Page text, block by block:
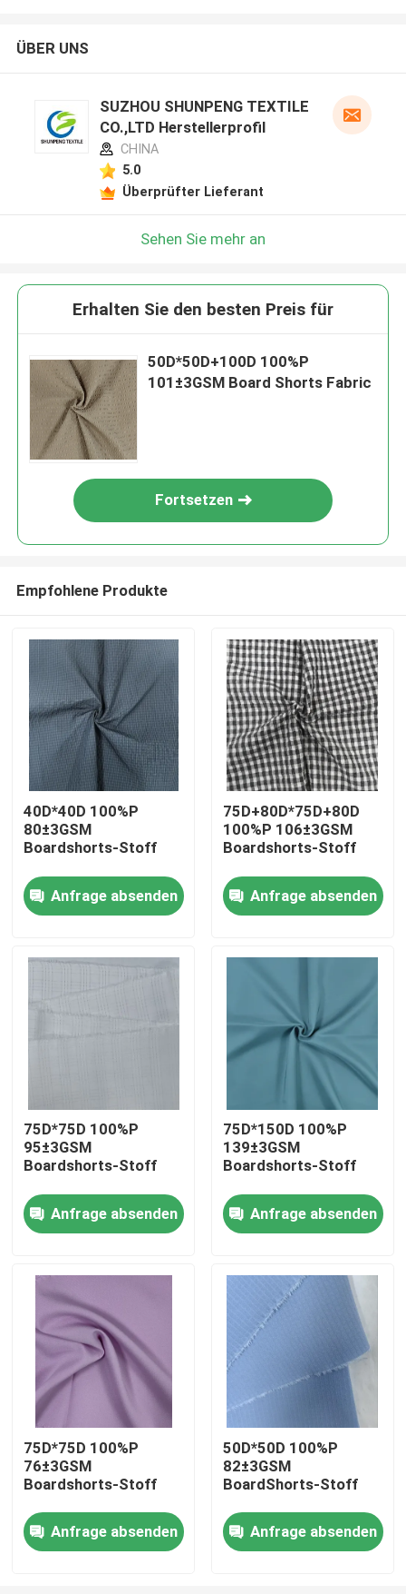
Produkte
Fabrik Tour
Qualitätskontrolle
Kontakt
Nachrichten
Alle Fälle
Polyester-Gedächtnis-Gewebe
ÜBER UNS
SUZHOU SHUNPENG TEXTILE
CO.,LTD Herstellerprofil
CHINA
5.0
Überprüfter Lieferant
Sehen Sie mehr an
Erhalten Sie den besten Preis für
50D*50D+100D 100%P
101±3GSM Board Shorts Fabric
Fortsetzen
Empfohlene Produkte
40D*40D 100%P
80±3GSM
Boardshorts-Stoff
Anfrage absenden
75D+80D*75D+80D
100%P 106±3GSM
Boardshorts-Stoff
Anfrage absenden
75D*75D 100%P
95±3GSM
Boardshorts-Stoff
Anfrage absenden
75D*150D 100%P
139±3GSM
Boardshorts-Stoff
Anfrage absenden
75D*75D 100%P
76±3GSM
Boardshorts-Stoff
Anfrage absenden
50D*50D 100%P
82±3GSM
BoardShorts-Stoff
Anfrage absenden